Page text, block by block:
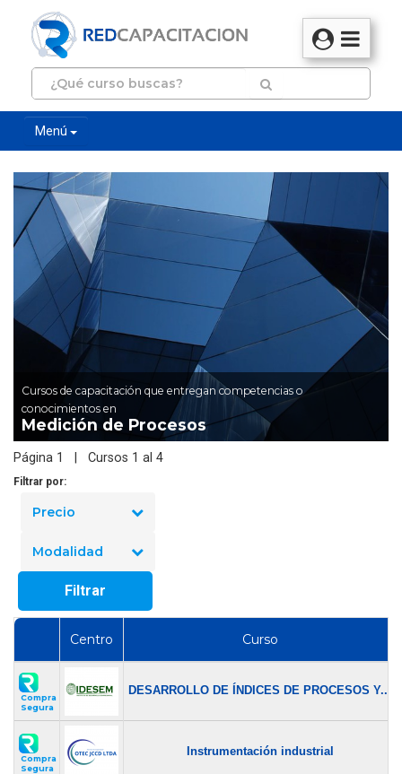
Menú
Cursos de capacitación que entregan competencias o
conocimientos en
Medición de Procesos
Página 1 | Cursos 1 al 4
Filtrar por:
Precio
Modalidad
Filtrar
Centro Curso
Compra
Segura
DESARROLLO DE ÍNDICES DE PROCESOS Y...
Compra
Segura
Instrumentación industrial